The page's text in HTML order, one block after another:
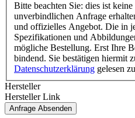
Bitte beachten Sie: dies ist
unverbindlichen Anfrage
und offizielles Angebot. Die in
Spezifikationen und
mögliche Bestellung. Erst Ihre
bindend. Sie bestätigen hiermit
Datenschutzerklärung gelesen
Hersteller
Hersteller Link
Anfrage Absenden